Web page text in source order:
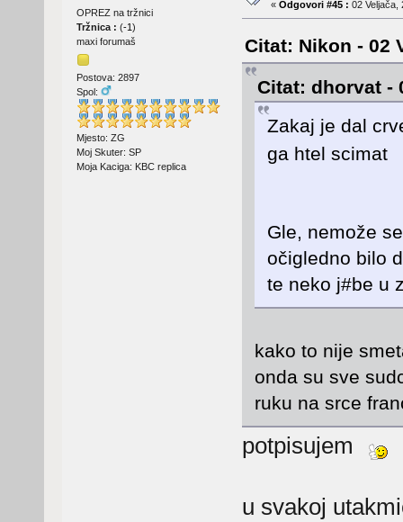
OPREZ na tržnici
Tržnica : (-1)
maxi forumaš
Postova: 2897
Spol:
Mjesto: ZG
Moj Skuter: SP
Moja Kaciga: KBC replica
« Odgovori #45 : 02 Veljača,
Citat: Nikon - 02
Citat: dhorvat -
Zakaj je dal
ga htel scimat
Gle, nemože
očigledno bilo
te neko j#be u
kako to nije
onda su sve
ruku na srce
potpisujem
u svakoj